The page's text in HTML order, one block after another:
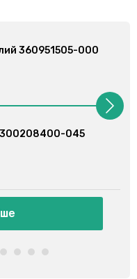
жіночий теплий
жіночий, молочний